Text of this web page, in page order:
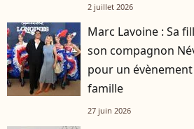
2 juillet 2026
Marc Lavoine : Sa
son compagnon
pour un
famille
27 juin 2026